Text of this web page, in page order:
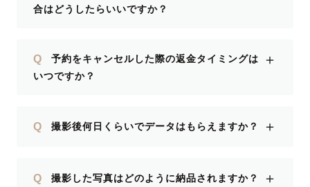
合はどうしたらいいですか？
Q
予約をキャンセルした際の返金タイミングは
いつですか？
＋
Q 撮影後何日くらいでデータはもらえますか？ ＋
Q 撮影した写真はどのように納品されますか？ ＋